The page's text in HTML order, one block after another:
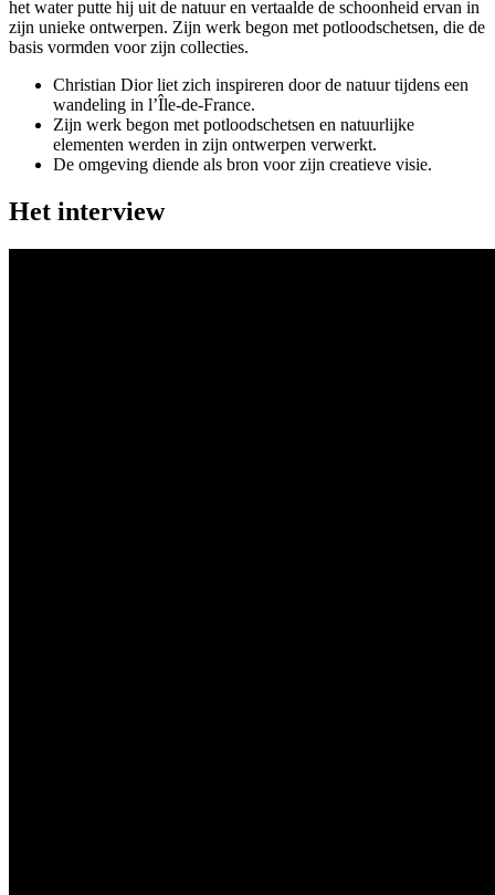
het water putte hij uit de natuur en vertaalde de schoonheid ervan in
zijn unieke ontwerpen. Zijn werk begon met potloodschetsen, die de
basis vormden voor zijn collecties.
Christian Dior liet zich inspireren door de natuur tijdens een
wandeling in l’Île-de-France.
Zijn werk begon met potloodschetsen en natuurlijke
elementen werden in zijn ontwerpen verwerkt.
De omgeving diende als bron voor zijn creatieve visie.
Het interview